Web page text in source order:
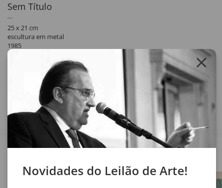
Sem Título
25 x 21 cm
escultura em metal
1985
Compartilhar
Veja também
Novidades do Leilão de Arte!